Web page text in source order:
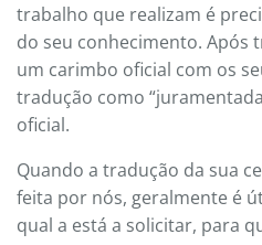
trabalho que realizam é
do seu conhecimento. Após
um carimbo oficial com os
tradução como
oficial.
Quando a tradução da sua
feita por nós, geralmente é
qual a está a solicitar, para